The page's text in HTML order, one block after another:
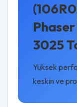
3025
Yüksek
keskin ve